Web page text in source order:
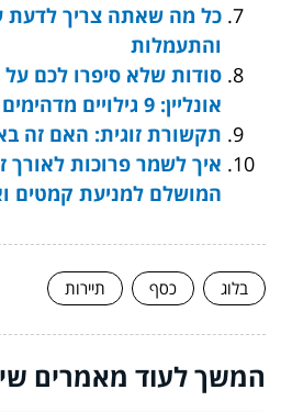
כל מה שאתה צריך לדעת
והתעמלות
סודות שלא סיפרו לכם על
אונליין: 9 גילויים מדהימים
תקשורת זוגית: האם זה
איך לשמר פרוכות לאורך
המושלם למניעת קמטים
בלוג כסף תיירות
המשך לעוד מאמרים